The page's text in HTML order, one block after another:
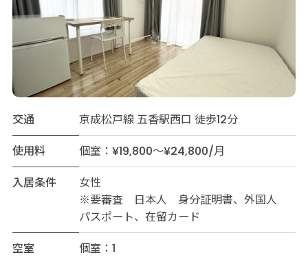
交通
京成松戸線 五香駅西口 徒歩12分
使用料
個室：¥19,800～¥24,800/月
入居条件
女性
※要審査 日本人 身分証明書、外国人
パスポート、在留カード
空室
個室：1